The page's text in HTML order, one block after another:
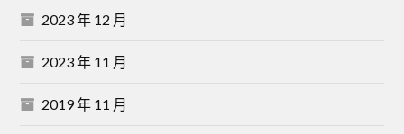
2023 年 12 月
2023 年 11 月
2019 年 11 月